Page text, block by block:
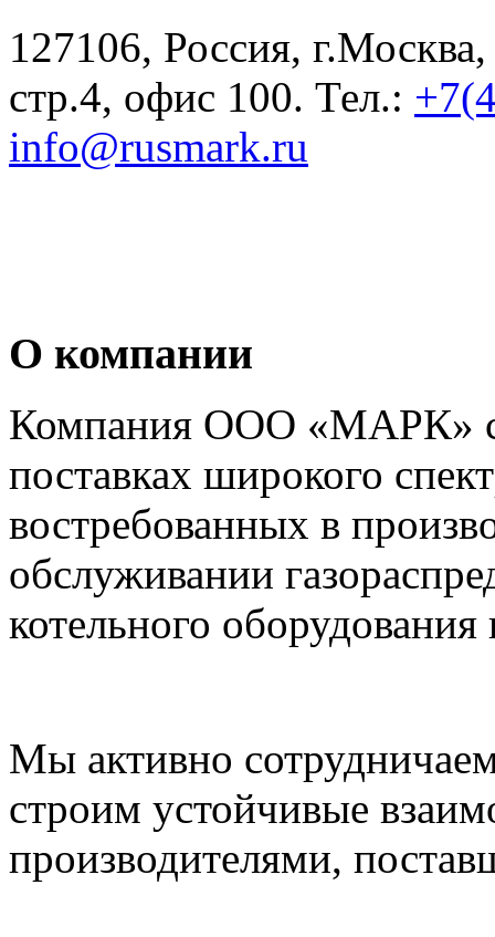
127106, Россия,
стр.4, офис 100. Тел.:
info@rusmark.ru
О компании
Компания ООО «МАРК» с
поставках широкого
востребованных в
обслуживании
котельного оборудования
Мы активно
строим устойчивые
производителями,